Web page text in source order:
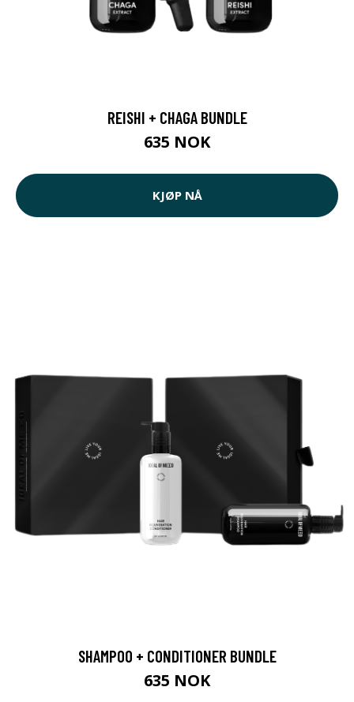
REISHI + CHAGA BUNDLE
635 NOK
KJØP NÅ
SHAMPOO + CONDITIONER BUNDLE
635 NOK